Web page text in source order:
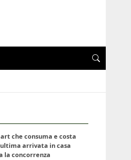
che consuma e costa
arrivata in casa
la concorrenza